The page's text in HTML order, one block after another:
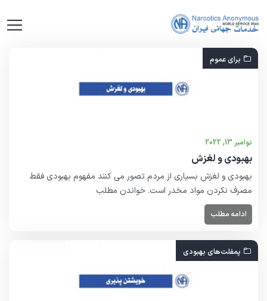
برای عموم
نوامبر 13, 2022
بهبودی و لغزش
بهبودی و لغزش بسیاری از مردم تصور می کنند مفهوم بهبودی فقط
مصرف نکردن مواد مخدر است. خواندن مطلب
ادامه مطلب
پمفلت‌هاى بهبودى